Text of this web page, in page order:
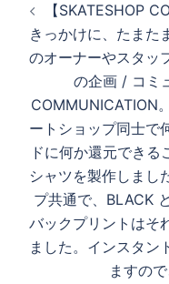
稿
ナ
ビ
ゲ
ー
シ
ョ
ン
【SKATESHOP
きっかけに、たまた
のオーナーやスタッ
の企画 / コミ
COMMUNICATION
ートショップ同士で
ドに何か還元でき
シャツを製作しまし
プ共通で、BLACK
バックプリントはそ
ました。インスタン
ますの